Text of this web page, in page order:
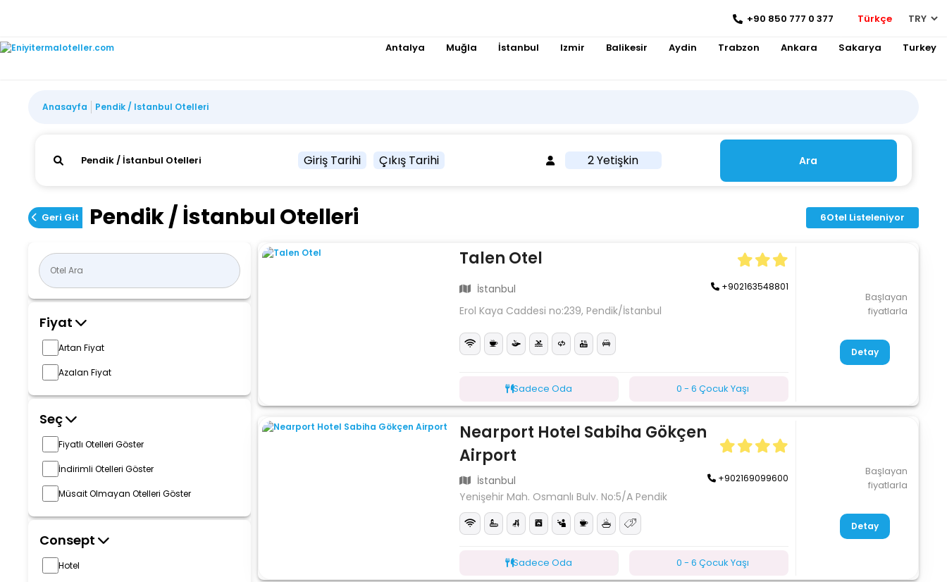
+90 850 777 0 377 Türkçe
Antalya Muğla İstanbul Izmir Balikesir Aydin Trabzon Ankara Sakarya Turkey
Anasayfa Pendik / Istanbul Otelleri
Giriş Tarihi Çıkış Tarihi 2 Yetişkin Ara
Geri Git Pendik / İstanbul Otelleri 6Otel Listeleniyor
Fiyat
Artan Fiyat
Azalan Fiyat
Seç
Fiyatlı Otelleri Göster
İndirimli Otelleri Göster
Müsait Olmayan Otelleri Göster
Consept
Hotel
Talen Otel
İstanbul +902163548801
Erol Kaya Caddesi no:239, Pendik/İstanbul
Sadece Oda 0 - 6 Çocuk Yaşı
Başlayan
fiyatlarla
Detay
Nearport Hotel Sabiha Gökçen
Airport
İstanbul +902169099600
Yenişehir Mah. Osmanlı Bulv. No:5/A Pendik
Sadece Oda 0 - 6 Çocuk Yaşı
Başlayan
fiyatlarla
Detay